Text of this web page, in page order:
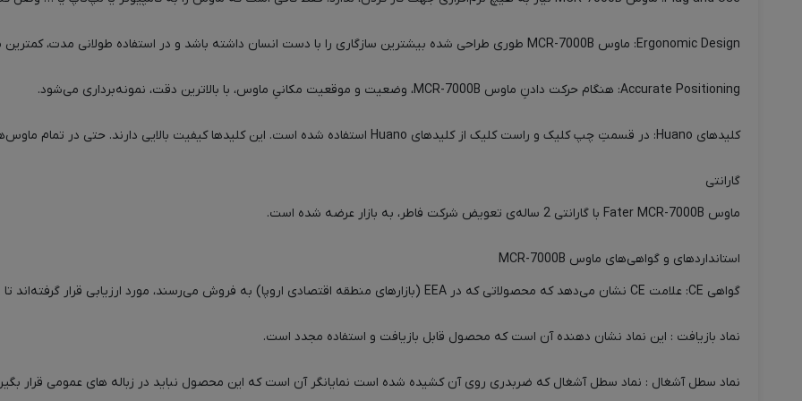
Ergonomic Design: ماوس MCR-7000B طوری طراحی شده بیشترین سازگاری را با دست انسان داشته باشد و در استفاده طولانی مدت، کمترین میزان خستگی را به کاربر انتقال دهد.
Accurate Positioning: هنگام حرکت دادنِ ماوس MCR-7000B، وضعیت و موقعیت مکانیِ ماوس، با بالاترین دقت، نمونه‌برداری می‌شود.
کلیدهای Huano: در قسمتِ چپ کلیک و راست کلیک از کلیدهای Huano استفاده شده است. این کلیدها کیفیت بالایی دارند. حتی در تمام ماوس‌های Zowie از برند BenQ از همین کلیدها استفاده شده است.
گارانتی
ماوس Fater MCR-7000B با گارانتی 2 ساله‌ی تعویض شرکت فاطر، به بازار عرضه شده است.
استانداردهای و گواهی‌های ماوس MCR-7000B
گواهی CE: علامت CE نشان می‌دهد که محصولاتی که در EEA (بازارهای منطقه اقتصادی اروپا) به فروش می‌رسند، مورد ارزیابی قرار گرفته‌اند تا شرایط ایمنی، سلامتی و حفاظت از محیط زیست را بالا ببرند.
نماد بازیافت : این نماد نشان دهنده آن است که محصول قابل بازیافت و استفاده مجدد است.
نماد سطل آشغال : نماد سطل آشغال که ضربدری روی آن کشیده شده است نمایانگر آن است که این محصول نباید در زباله های عمومی قرار